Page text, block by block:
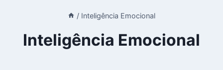
/ Inteligência Emocional
Inteligência Emocional